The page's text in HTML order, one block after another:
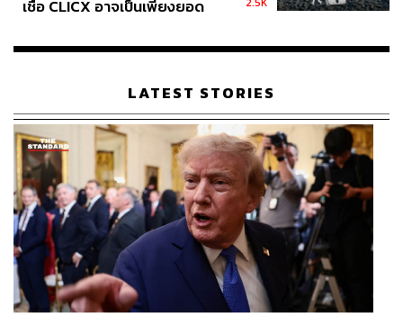
เชื่อ CLICX อาจเป็นเพียงยอด
เรือนไทยที่ถูกซุกไว้
LATEST STORIES